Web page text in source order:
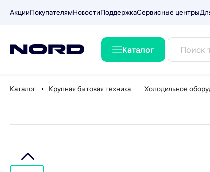
АкцииПокупателямНовостиПоддержкаСервисные центры
Каталог
Каталог Крупная бытовая техника Холодильное